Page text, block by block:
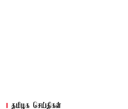
தமிழக செய்திகள்